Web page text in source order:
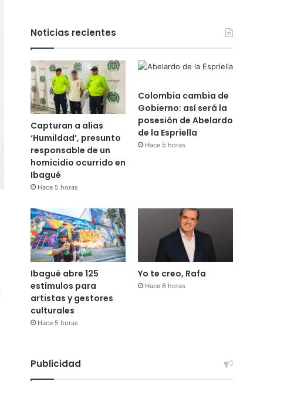
Noticias recientes
Capturan a alias
‘Humildad’, presunto
responsable de un
homicidio ocurrido en
Ibagué
Hace 5 horas
Colombia cambia de
Gobierno: así será la
posesión de Abelardo
de la Espriella
Hace 5 horas
Ibagué abre 125
estímulos para
artistas y gestores
culturales
Hace 5 horas
Yo te creo, Rafa
Hace 6 horas
Publicidad